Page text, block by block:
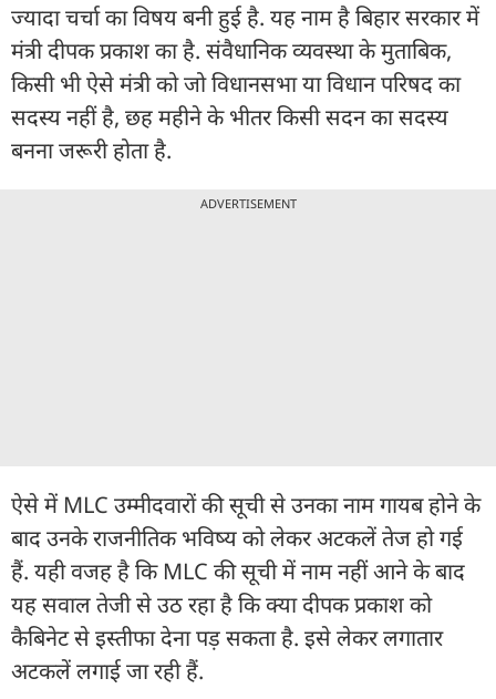
ज्यादा चर्चा का विषय बनी हुई है. यह नाम है बिहार सरकार में
मंत्री दीपक प्रकाश का है. संवैधानिक व्यवस्था के मुताबिक,
किसी भी ऐसे मंत्री को जो विधानसभा या विधान परिषद का
सदस्य नहीं है, छह महीने के भीतर किसी सदन का सदस्य
बनना जरूरी होता है.
ADVERTISEMENT
ऐसे में MLC उम्मीदवारों की सूची से उनका नाम गायब होने के
बाद उनके राजनीतिक भविष्य को लेकर अटकलें तेज हो गई
हैं. यही वजह है कि MLC की सूची में नाम नहीं आने के बाद
यह सवाल तेजी से उठ रहा है कि क्या दीपक प्रकाश को
कैबिनेट से इस्तीफा देना पड़ सकता है. इसे लेकर लगातार
अटकलें लगाई जा रही हैं.